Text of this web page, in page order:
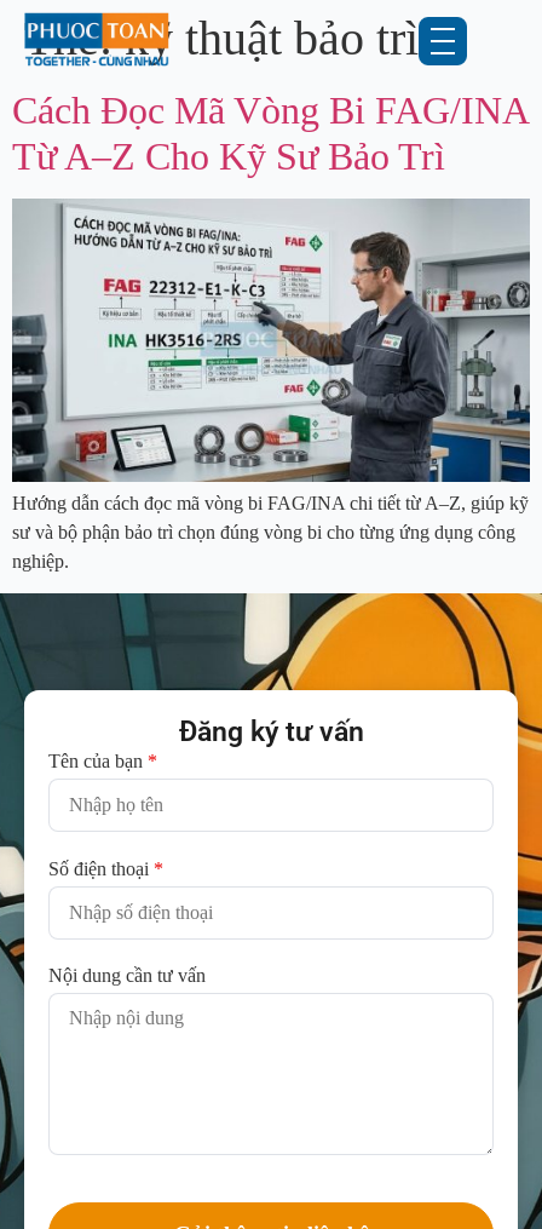
Thẻ:kỹ thuật bảo trì
Cách Đọc Mã Vòng Bi FAG/INA
Từ A–Z Cho Kỹ Sư Bảo Trì
Hướng dẫn cách đọc mã vòng bi FAG/INA chi tiết từ A–Z, giúp kỹ
sư và bộ phận bảo trì chọn đúng vòng bi cho từng ứng dụng công
nghiệp.
Đăng ký tư vấn
Tên của bạn *
Số điện thoại *
Nội dung cần tư vấn